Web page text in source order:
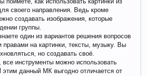
своего направления. Ведь кроме
создавать изображения, которые
группы.
один из вариантов решения вопросов
правами на картинки, тексты, музыку. Вы
но создавать своё.
все инструменты можно использовать
этим данный МК выгодно отличается от